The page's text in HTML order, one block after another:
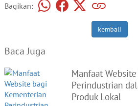
Bagikan:
kembali
Baca Juga
Manfaat
Perindustrian
Produk Lokal